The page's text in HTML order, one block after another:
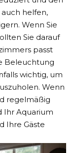
helfen,
Wenn Sie
Sie darauf
passt
Beleuchtung
wichtig, um
Wenn
regelmäßig
Ihr Aquarium
Ihre Gäste